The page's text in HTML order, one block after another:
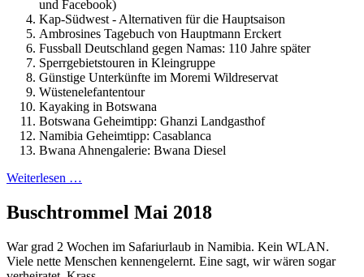
und Facebook)
Kap-Südwest - Alternativen für die Hauptsaison
Ambrosines Tagebuch von Hauptmann Erckert
Fussball Deutschland gegen Namas: 110 Jahre später
Sperrgebietstouren in Kleingruppe
Günstige Unterkünfte im Moremi Wildreservat
Wüstenelefantentour
Kayaking in Botswana
Botswana Geheimtipp: Ghanzi Landgasthof
Namibia Geheimtipp: Casablanca
Bwana Ahnengalerie: Bwana Diesel
Weiterlesen …
Buschtrommel Mai 2018
War grad 2 Wochen im Safariurlaub in Namibia. Kein WLAN.
Viele nette Menschen kennengelernt. Eine sagt, wir wären sogar